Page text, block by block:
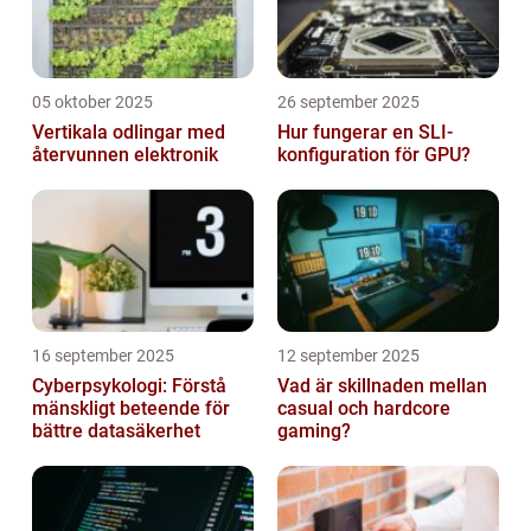
05 oktober 2025
Vertikala odlingar med
återvunnen elektronik
26 september 2025
Hur fungerar en SLI-
konfiguration för GPU?
16 september 2025
Cyberpsykologi: Förstå
mänskligt beteende för
bättre datasäkerhet
12 september 2025
Vad är skillnaden mellan
casual och hardcore
gaming?